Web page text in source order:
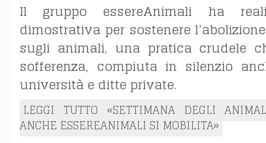
Il gruppo essereAnimali ha
dimostrativa per sostenere
sugli animali, una pratica crudele
sofferenza, compiuta in silenzio
università e ditte private.
LEGGI TUTTO «SETTIMANA DEGLI
ANCHE ESSEREANIMALI SI MOBILITA»